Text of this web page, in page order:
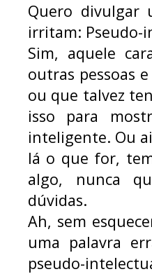
Quero divulgar
irritam: Pseudo-
Sim, aquele
outras pessoas
ou que talvez
isso para
inteligente. Ou
lá o que for,
algo, nunca
dúvidas.
Ah, sem
uma palavra
pseudo-